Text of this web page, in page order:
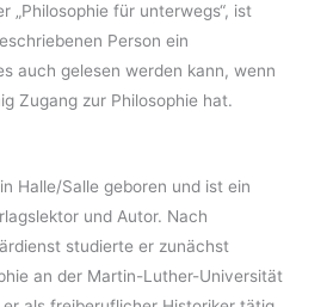
„Philosophie für unterwegs“, ist
Person ein
auch gelesen werden kann, wenn
Zugang zur Philosophie hat.
Halle/Salle geboren und ist ein
und Autor. Nach
studierte er zunächst
an der Martin-Luther-Universität